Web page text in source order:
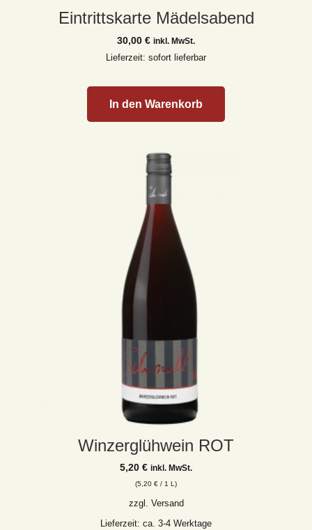
Eintrittskarte Mädelsabend
30,00 € inkl. MwSt.
Lieferzeit: sofort lieferbar
In den Warenkorb
Winzerglühwein ROT
5,20 € inkl. MwSt.
(5,20 € / 1 L)
zzgl. Versand
Lieferzeit: ca. 3-4 Werktage